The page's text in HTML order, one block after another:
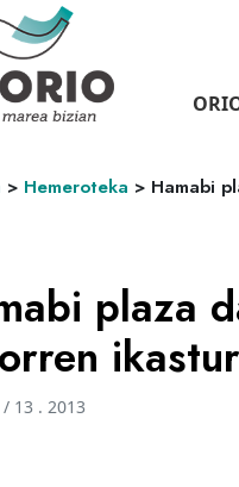
> Hemeroteka > Hamabi
plaza
13 . 2013